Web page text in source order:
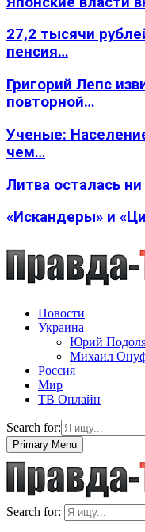
27,2 тысячи
пенсия…
Григорий Лепс
повторной…
Ученые:
чем…
Литва осталась
«Искандеры» и
Новости
Украина
Юрий
Михаил
Россия
Мир
ТВ Онлайн
Search for:
Primary Menu
Search for: